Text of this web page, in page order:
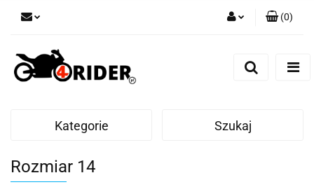
(0)
Kategorie Szukaj
Rozmiar 14